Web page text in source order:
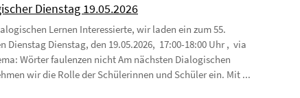
Dienstag 19.05.2026
Lernen Interessierte, wir laden ein zum 55.
Dienstag Dienstag, den 19.05.2026, 17:00-18:00 Uhr , via
Wörter faulenzen nicht Am nächsten Dialogischen
wir die Rolle der Schülerinnen und Schüler ein. Mit ...